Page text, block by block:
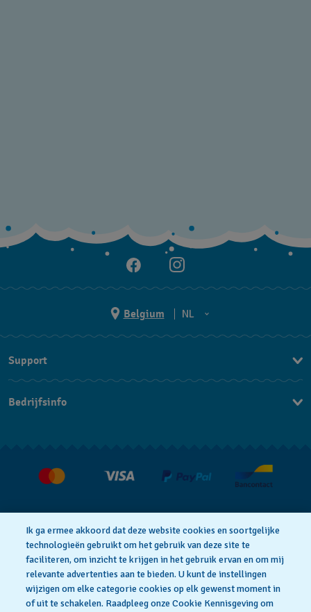
Belgium
NL
NL
Support
FAQ
Verkoopvoorwaarden
Annulering van de overeenkomst
Bedrijfsinfo
Privacy Verklaring Cookies
Ik ga ermee akkoord dat deze website cookies en soortgelijke
technologieën gebruikt om het gebruik van deze site te
faciliteren, om inzicht te krijgen in het gebruik ervan en om mij
relevante advertenties aan te bieden. U kunt de instellingen
wijzigen om elke categorie cookies op elk gewenst moment in
of uit te schakelen. Raadpleeg onze Cookie Kennisgeving om